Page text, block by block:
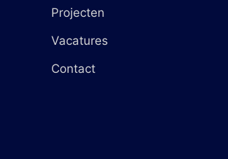
Projecten
Vacatures
Contact